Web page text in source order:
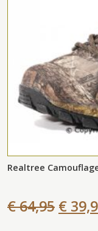
Realtree
€ 64,95 €